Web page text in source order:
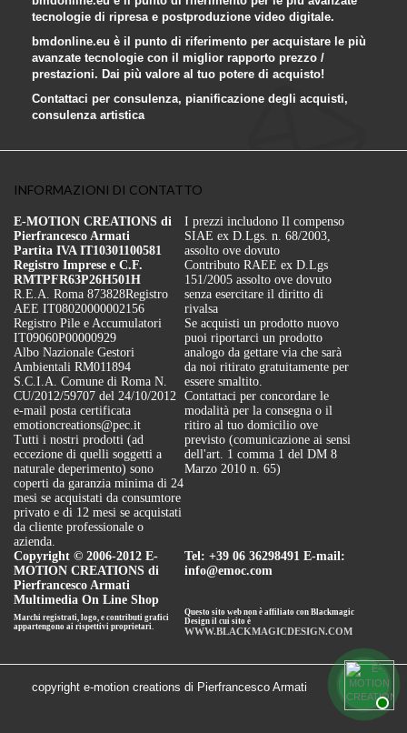
tecnologie di ripresa e postproduzione video digitale.
bmdonline.eu è il punto di riferimento per acquistare le più
avanzate tecnologie con il miglior rapporto prezzo /
prestazioni. Dai più valore al tuo potere di acquisto!
Contattaci per consulenza, pianificazione degli acquisti,
consulenza artistica
INFORMAZIONI DI CONTATTO
E-MOTION CREATIONS di
Pierfrancesco Armati
Partita IVA IT10301100581
Registro Imprese e C.F.
RMTPFR63P26H501H
R.E.A. Roma 873828Registro
AEE IT08020000002156
Registro Pile e Accumulatori
IT09060P00000929
Albo Nazionale Gestori
Ambientali RM011894
S.C.I.A. Comune di Roma N.
CU/2012/59707 del 24/10/2012
e-mail posta certificata
emotioncreations@pec.it
Tutti i nostri prodotti (ad
eccezione di quelli soggetti a
naturale deperimento) sono
coperti da garanzia minima di 24
mesi se acquistati da consumtore
privato e di 12 mesi se acquistati
da cliente professionale o
azienda.
I prezzi includono Il compenso
SIAE ex D.Lgs. n. 68/2003,
assolto ove dovuto
Contributo RAEE ex D.Lgs
151/2005 assolto ove dovuto
senza esercitare il diritto di
rivalsa
Se acquisti un prodotto nuovo
puoi riportarci un prodotto
analogo da gettare via che sarà
da noi ritirato gratuitamente per
essere smaltito.
Contattaci per concordare le
modalità per la consegna o il
ritiro al tuo domicilio ove
previsto (comunicazione ai sensi
dell'art. 1 comma 1 del DM 8
Marzo 2010 n. 65)
Copyright © 2006-2012 E-
MOTION CREATIONS di
Pierfrancesco Armati
Multimedia On Line Shop
Tel: +39 06 36298491 E-mail:
info@emoc.com
Marchi registrati, logo, e contributi grafici
appartengono ai rispettivi proprietari.
Questo sito web non è affiliato con Blackmagic
Design il cui sito è
WWW.BLACKMAGICDESIGN.COM
copyright e-motion creations di Pierfrancesco Armati